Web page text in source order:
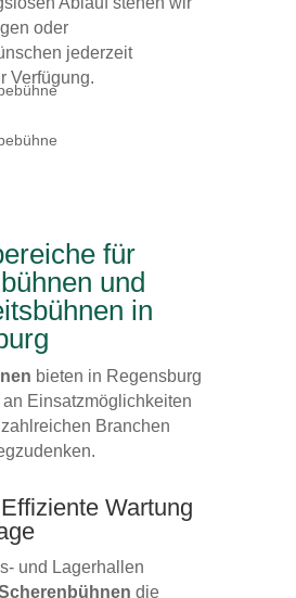
oder
jederzeit
Verfügung.
für
und
in
bieten in Regensburg
Einsatzmöglichkeiten
Branchen
Wartung
und Lagerhallen
die